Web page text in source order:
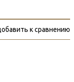
к сравнению